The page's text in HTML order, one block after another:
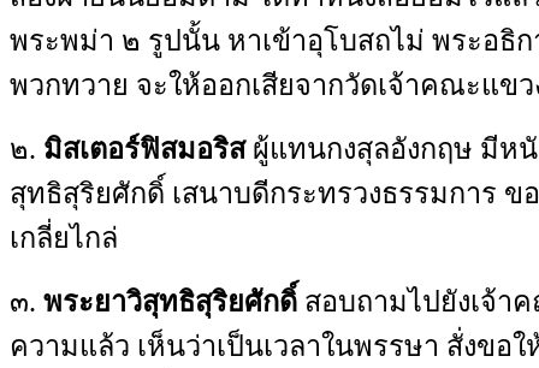
พระพม่า ๒ รูปนั้น หาเข้าอุโบสถไม่ พระอธิ
พวกทวาย จะให้ออกเสียจากวัดเจ้าคณะแข
๒. มิสเตอร์ฟิสมอริส ผู้แทนกงสุลอังกฤษ มีห
สุทธิสุริยศักดิ์ เสนาบดีกระทรวงธรรมการ ข
เกลี่ยไกล่
๓. พระยาวิสุทธิสุริยศักดิ์ สอบถามไปยังเจ้า
ความแล้ว เห็นว่าเป็นเวลาในพรรษา สั่งขอ